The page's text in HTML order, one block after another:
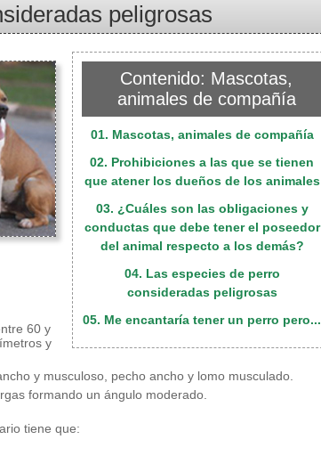
peligrosas
Contenido: Mascotas,
animales de compañía
01. Mascotas, animales de compañía
02. Prohibiciones a las que se tienen
que atener los dueños de los animales
03. ¿Cuáles son las obligaciones y
conductas que debe tener el poseedor
del animal respecto a los demás?
04. Las especies de perro
consideradas peligrosas
05. Me encantaría tener un perro pero...
60 y
y
y musculoso, pecho ancho y lomo musculado.
formando un ángulo moderado.
tiene que: